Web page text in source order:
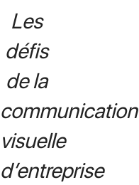
Les
défis
de la
communication
visuelle
d’entreprise